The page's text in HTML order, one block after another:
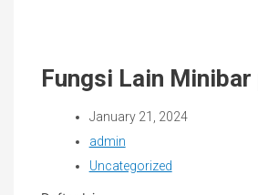
Fungsi Lain
January 21, 2024
admin
Uncategorized